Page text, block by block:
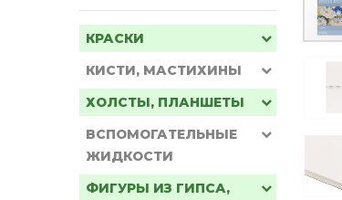
КРАСКИ
КИСТИ, МАСТИХИНЫ
ХОЛСТЫ, ПЛАНШЕТЫ
ВСПОМОГАТЕЛЬНЫЕ
ЖИДКОСТИ
ФИГУРЫ ИЗ ГИПСА,